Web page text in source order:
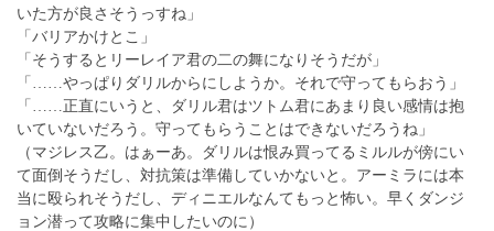
いた方が良さそうっすね」
「バリアかけとこ」
「そうするとリーレイア君の二の舞になりそうだが」
「……やっぱりダリルからにしようか。それで守ってもらおう」
「……正直にいうと、ダリル君はツトム君にあまり良い感情は抱
いていないだろう。守ってもらうことはできないだろうね」
（マジレス乙。はぁーあ。ダリルは恨み買ってるミルルが傍にい
て面倒そうだし、対抗策は準備していかないと。アーミラには本
当に殴られそうだし、ディニエルなんてもっと怖い。早くダンジ
ョン潜って攻略に集中したいのに）